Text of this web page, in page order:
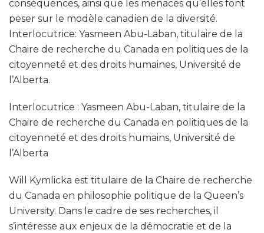
conséquences, ainsi que les menaces qu’elles font
peser sur le modèle canadien de la diversité.
Interlocutrice: Yasmeen Abu-Laban, titulaire de la
Chaire de recherche du Canada en politiques de la
citoyenneté et des droits humaines, Université de
l’Alberta.
Interlocutrice : Yasmeen Abu-Laban, titulaire de la
Chaire de recherche du Canada en politiques de la
citoyenneté et des droits humains, Université de
l’Alberta
Will Kymlicka est titulaire de la Chaire de recherche
du Canada en philosophie politique de la Queen’s
University. Dans le cadre de ses recherches, il
s’intéresse aux enjeux de la démocratie et de la